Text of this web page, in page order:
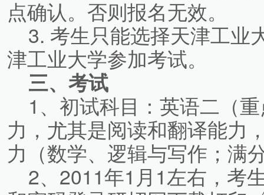
点确认。否则报名无效。
3. 考生只能选择天津工业
津工业大学参加考试。
三、考试
1、初试科目：英语二（
力，尤其是阅读和翻译能力
力（数学、逻辑与写作；满
2、2011年1月1左右，考